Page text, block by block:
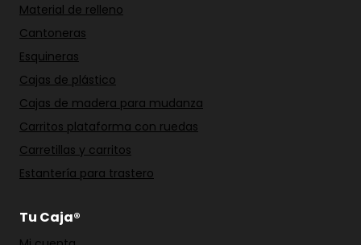
Material de relleno
Cantoneras
Esquineras
Cajas de plástico
Cajas de madera para mudanza
Carritos plataforma con ruedas
Carretillas y carritos
Estantería para trastero
Tu Caja®